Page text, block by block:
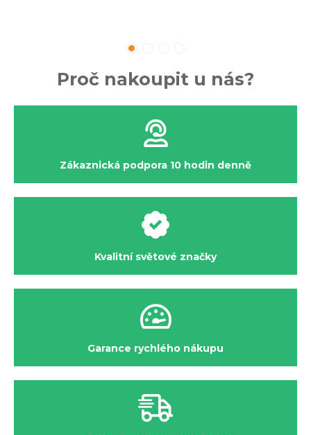
Proč nakoupit u nás?
Zákaznická podpora 10 hodin denně
Kvalitní světové značky
Garance rychlého nákupu